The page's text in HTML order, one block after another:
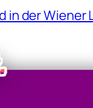
in der Wiener
am